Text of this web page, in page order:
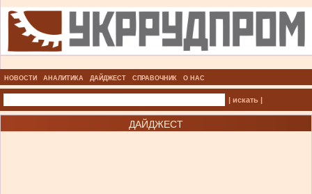
НОВОСТИ АНАЛИТИКА ДАЙДЖЕСТ СПРАВОЧНИК О НАС
| искать |
ДАЙДЖЕСТ